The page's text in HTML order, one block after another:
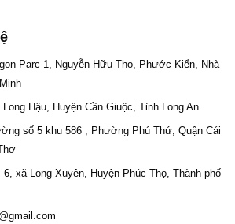
Parc 1, Nguyễn Hữu Thọ, Phước Kiển, Nhà
Hậu, Huyện Cần Giuộc, Tỉnh Long An
số 5 khu 586 , Phường Phú Thứ, Quận Cái
6, xã Long Xuyên, Huyện Phúc Thọ, Thành phố